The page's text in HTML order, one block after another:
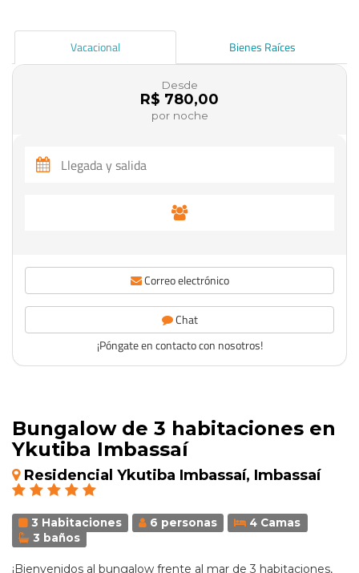
Bungalow de 3 habitaciones en
Ykutiba Imbassaí
Residencial Ykutiba Imbassaí, Imbassaí
3 Habitaciones 6 personas
4 Camas
3 baños
¡Bienvenidos al bungalow frente al mar de 3 habitaciones,
Vacacional Bienes Raíces
Desde
R$ 780,00
por noche
Correo electrónico
Chat
¡Póngate en contacto con nosotros!